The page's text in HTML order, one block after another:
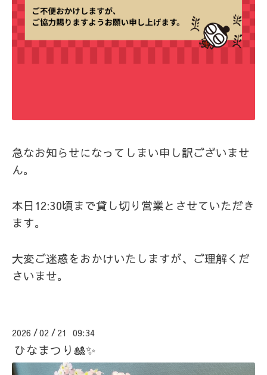
急なお知らせになってしまい申し訳ございませ
ん。
本日12:30頃まで貸し切り営業とさせていただき
ます。
大変ご迷惑をおかけいたしますが、ご理解くだ
さいませ。
2026 /02 / 21 09:34
ひなまつり🎎✨